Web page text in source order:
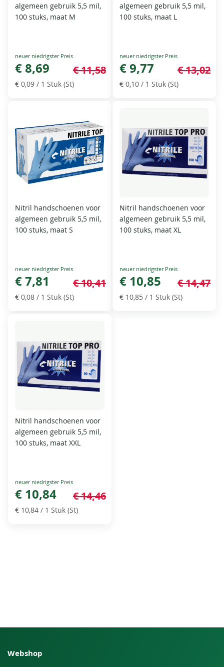
algemeen gebruik 5,5 mil,
100 stuks, maat M
Special
Price
€ 8,69 € 11,58
€ 0,09 / 1 Stuk (St)
algemeen gebruik 5,5 mil,
100 stuks, maat L
Special
Price
€ 9,77 € 13,02
€ 0,10 / 1 Stuk (St)
Nitril handschoenen voor
algemeen gebruik 5,5 mil,
100 stuks, maat S
Special
Price
€ 7,81 € 10,41
€ 0,08 / 1 Stuk (St)
Nitril handschoenen voor
algemeen gebruik 5,5 mil,
100 stuks, maat XL
Special
Price
€ 10,85 € 14,47
€ 10,85 / 1 Stuk (St)
Nitril handschoenen voor
algemeen gebruik 5,5 mil,
100 stuks, maat XXL
Special
Price
€ 10,84 € 14,46
€ 10,84 / 1 Stuk (St)
Webshop